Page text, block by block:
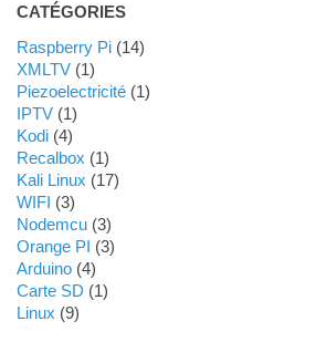
CATÉGORIES
Raspberry Pi(14)
XMLTV(1)
Piezoelectricité(1)
IPTV(1)
Kodi(4)
Recalbox (1)
Kali Linux (17)
WIFI (3)
Nodemcu(3)
Orange PI (3)
Arduino(4)
Carte SD (1)
Linux (9)